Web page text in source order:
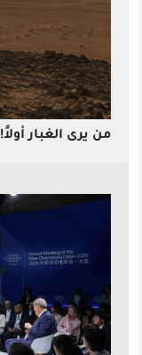
من يرى الغبار أولاً!